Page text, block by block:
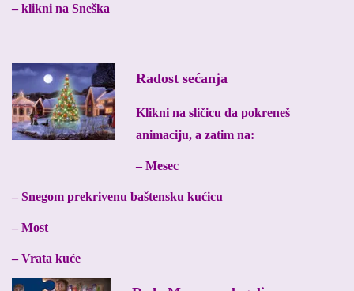
– klikni na Sneška
Radost sećanja
Klikni na sličicu da pokreneš
animaciju, a zatim na:
– Mesec
– Snegom prekrivenu baštensku kućicu
– Most
– Vrata kuće